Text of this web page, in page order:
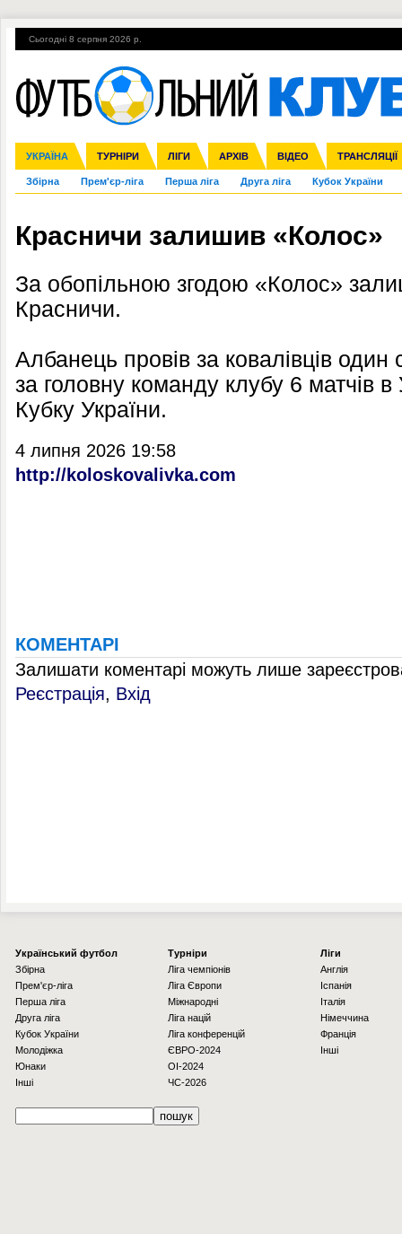
Сьогодні 8 серпня 2026 р.
УКРАЇНА ТУРНІРИ ЛІГИ АРХІВ ВІДЕО ТРАНСЛЯЦІЇ
Збірна Прем'єр-ліга Перша ліга Друга ліга Кубок України
Ліга чемпіонів Ліга Європи Міжнародні Ліга націй Ліга
Англія Іспанія Італія Німеччина Франція Інші
ЧС-2014 ЄВРО-2016 Росія Кубок конфедерацій ЧЄ-2015 (U-
Гарячі теми УПЛ, 2-й тур ВІЙНА УПЛ-ПЕРЕХОДИ
Красничи залишив «Колос»
За обопільною згодою «Колос»
Красничи.
Албанець провів за ковалівців один
за головну команду клубу 6 матчів
Кубку України.
4 липня 2026 19:58
http://koloskovalivka.com
КОМЕНТАРІ
Залишати коментарі можуть лише
Реєстрація, Вхід
Українcький футбол
Збірна
Прем'єр-ліга
Перша ліга
Друга ліга
Кубок України
Молодіжка
Юнаки
Інші
Турніри
Ліга чемпіонів
Ліга Європи
Міжнародні
Ліга націй
Ліга конференцій
ЄВРО-2024
OI-2024
ЧС-2026
Ліги
Англія
Іспанія
Італія
Німеччина
Франція
Інші